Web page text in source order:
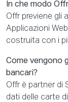
In che modo
Offr previene gli
Applicazioni
costruita con i
Come vengono
bancari?
Offr è partner di
dati delle carte